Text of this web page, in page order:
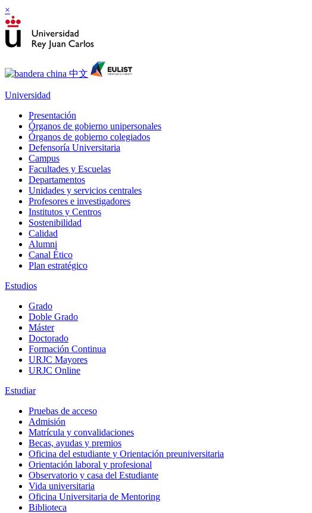
×
Universidad
Presentación
Órganos de gobierno unipersonales
Órganos de gobierno colegiados
Defensoría Universitaria
Campus
Facultades y Escuelas
Departamentos
Unidades y servicios centrales
Profesores e investigadores
Institutos y Centros
Sostenibilidad
Calidad
Alumni
Canal Ético
Plan estratégico
Estudios
Grado
Doble Grado
Máster
Doctorado
Formación Continua
URJC Mayores
URJC Online
Estudiar
Pruebas de acceso
Admisión
Matrícula y convalidaciones
Becas, ayudas y premios
Oficina del estudiante y Orientación preuniversitaria
Orientación laboral y profesional
Observatorio y casa del Estudiante
Vida universitaria
Oficina Universitaria de Mentoring
Biblioteca